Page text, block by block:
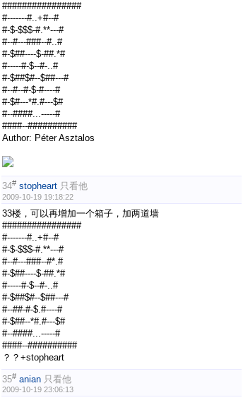
################
#-------#..+#--#
#-$-$$$-#.**---#
#--#---###--#..#
#-$##----$-##.*#
#-----#-$--#-..#
#-$##$#--$##---#
#--#--#-$-#----#
#-$#---*#.#---$#
#--####...-----#
####--##########
Author: Péter Asztalos
34# stopheart 只看他
2009-10-19 19:18:22
33楼，可以再增加一个箱子，加两道墙
################
#-------#..+#--#
#-$-$$$-#.**---#
#--#---###--#*.#
#-$##----$-##.*#
#-----#-$--#-..#
#-$##$#--$##---#
#--##-#-$.#----#
#-$##--*#.#---$#
#--####...-----#
####--##########
？？+stopheart
35# anian 只看他
2009-10-19 23:06:13